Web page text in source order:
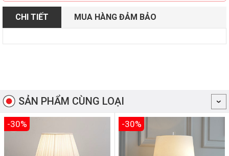
CHI TIẾT MUA HÀNG ĐẢM BẢO
SẢN PHẨM CÙNG LOẠI
-30% -30%